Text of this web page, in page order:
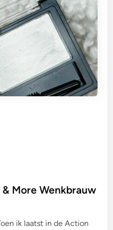
& More Wenkbrauw
ik laatst in de Action